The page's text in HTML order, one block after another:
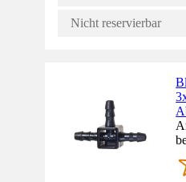
Nicht reservierbar